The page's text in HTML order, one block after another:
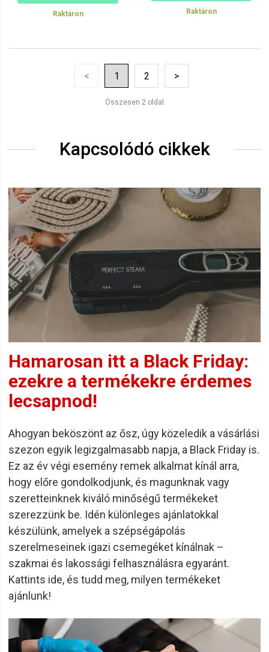
Raktáron Raktáron
< 1 2 >
Összesen 2 oldal
Kapcsolódó cikkek
Hamarosan itt a Black Friday:
ezekre a termékekre érdemes
lecsapnod!
Ahogyan beköszönt az ősz, úgy közeledik a vásárlási
szezon egyik legizgalmasabb napja, a Black Friday is.
Ez az év végi esemény remek alkalmat kínál arra,
hogy előre gondolkodjunk, és magunknak vagy
szeretteinknek kiváló minőségű termékeket
szerezzünk be. Idén különleges ajánlatokkal
készülünk, amelyek a szépségápolás
szerelmeseinek igazi csemegéket kínálnak –
szakmai és lakossági felhasználásra egyaránt.
Kattints ide, és tudd meg, milyen termékeket
ajánlunk!